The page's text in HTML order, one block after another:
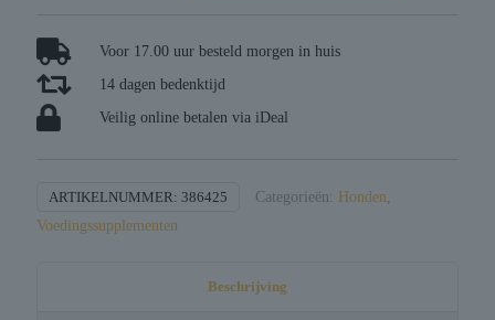
Voor 17.00 uur besteld morgen in huis
14 dagen bedenktijd
Veilig online betalen via iDeal
ARTIKELNUMMER: 386425 Categorieën: Honden,
Voedingssupplementen
Beschrijving